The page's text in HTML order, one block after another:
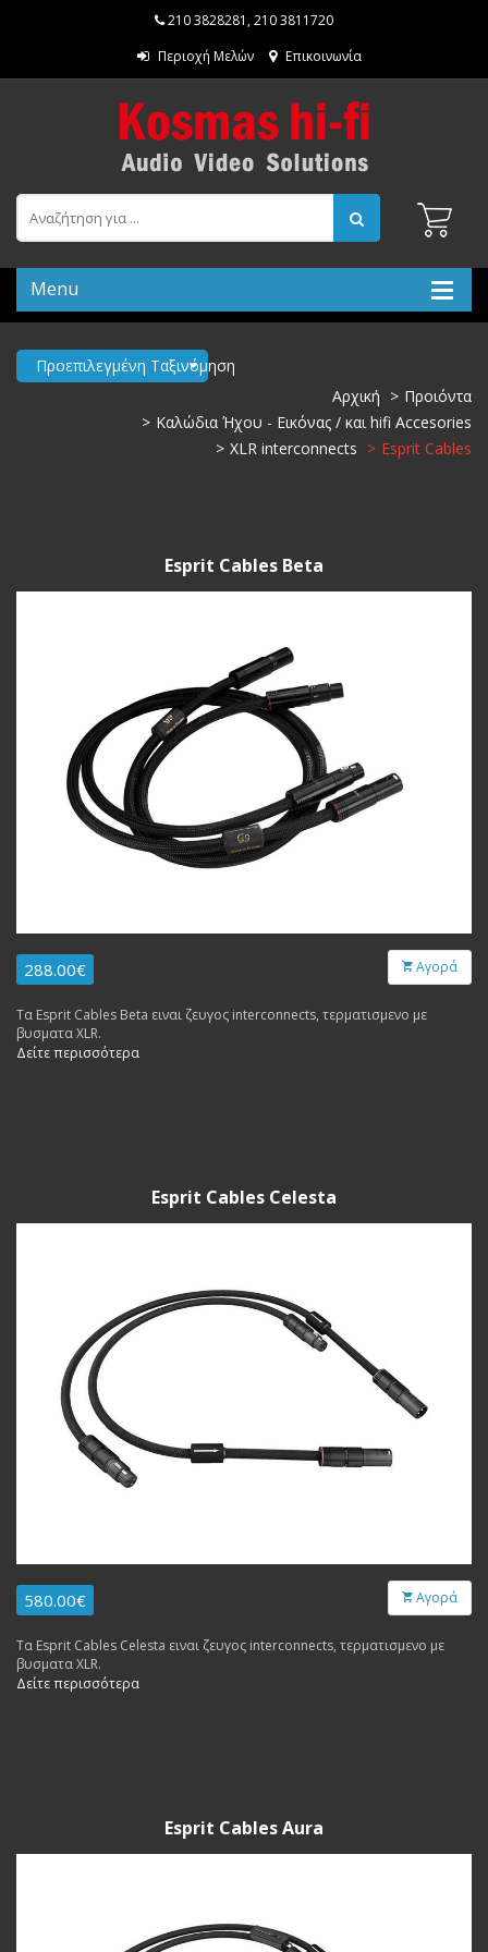
210 3828281 ,210 3811720
Περιοχή Μελών
Επικοινωνία
Menu
Προεπιλεγμένη Ταξινόμηση
Αρχική
Προιόντα
Καλώδια Ήχου - Εικόνας / και hifi Accesories
XLR interconnects
Esprit Cables
Esprit Cables Beta
288.00€ Αγορά
Τα Esprit Cables Beta ειναι ζευγος interconnects, τερματισμενο με
βυσματα XLR.
Δείτε περισσότερα
Esprit Cables Celesta
580.00€ Αγορά
Τα Esprit Cables Celesta ειναι ζευγος interconnects, τερματισμενο με
βυσματα XLR.
Δείτε περισσότερα
Esprit Cables Aura